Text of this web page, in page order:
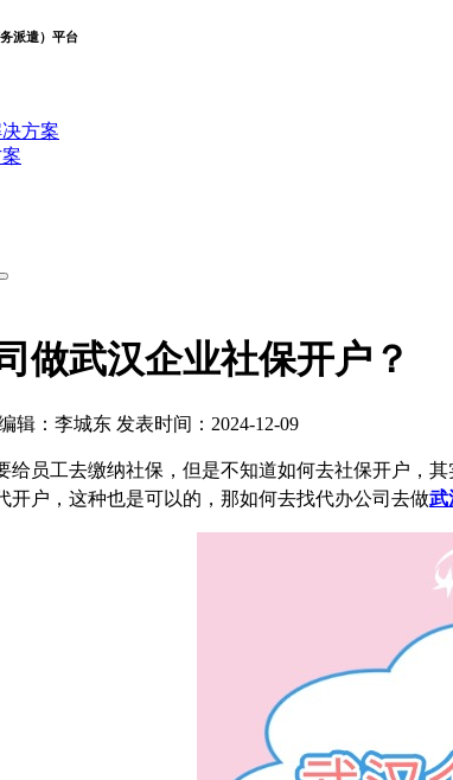
派遣）平台
方案
做武汉企业社保开户？
辑：李城东 发表时间：2024-12-09
给员工去缴纳社保，但是不知道如何去社保开户，
开户，这种也是可以的，那如何去找代办公司去做武